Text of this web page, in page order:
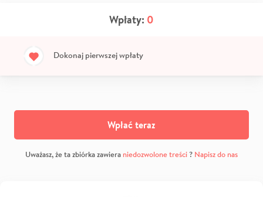
Wpłaty: 0
Dokonaj pierwszej wpłaty
Wpłać teraz
Uważasz, że ta zbiórka zawiera niedozwolone treści? Napisz do nas